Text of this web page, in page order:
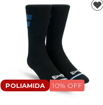
POLIAMIDA 10% OFF